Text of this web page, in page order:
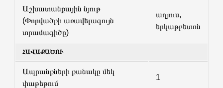
Աշխատանքային նյութ
(Փորվածքի առավելագույն
տրամագիծը)
աղյուս,
երկաթբետոն
ՀԱՎԱՔԱԾՈՒ
Ապրանքների քանակը մեկ
փաթեթում
1